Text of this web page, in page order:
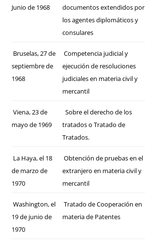
Junio de 1968
documentos extendidos por
los agentes diplomáticos y
consulares
Bruselas, 27 de
septiembre de
1968
Competencia judicial y
ejecución de resoluciones
judiciales en materia civil y
mercantil
Viena, 23 de
mayo de 1969
Sobre el derecho de los
tratados o Tratado de
Tratados.
La Haya, el 18
de marzo de
1970
Obtención de pruebas en el
extranjero en materia civil y
mercantil
Washington, el
19 de junio de
1970
Tratado de Cooperación en
materia de Patentes